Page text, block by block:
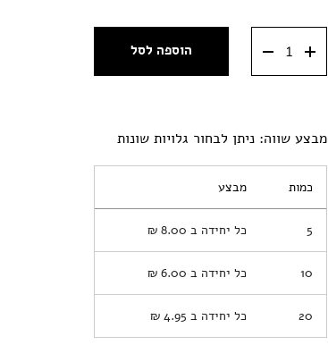
הוספה לסל
מבצע שווה: ניתן לבחור גלויות שונות
כמות מבצע
5 כל יחידה ב 8.00 ₪
10 כל יחידה ב 6.00 ₪
20 כל יחידה ב 4.95 ₪